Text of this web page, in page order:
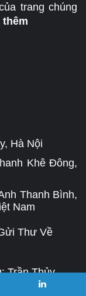
trang chúng
thêm
Hà Nội
Khê Đông,
Thanh Bình,
Nam
Thư Về
Trần Thủy